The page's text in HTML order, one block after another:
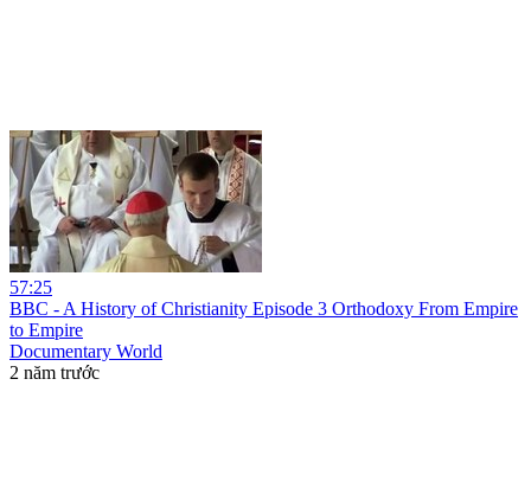
57:25
BBC - A History of Christianity Episode 3 Orthodoxy From Empire
to Empire
Documentary World
2 năm trước